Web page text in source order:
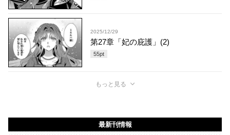
2025/12/29
第27章「妃の庇護」(2)
55pt
もっと見る
最新刊情報